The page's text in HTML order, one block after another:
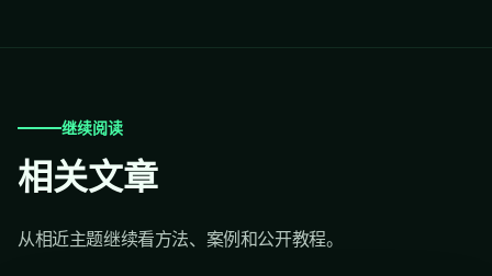
继续阅读
相关文章
从相近主题继续看方法、案例和公开教程。